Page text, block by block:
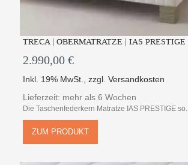
TRECA | OBERMATRATZE | IAS PRESTIGE
2.990,00 €
Inkl. 19% MwSt. ,zzgl.Versandkosten
Lieferzeit: mehr als 6 Wochen
Die Taschenfederkern Matratze IAS PRESTIGE so...
ZUM PRODUKT